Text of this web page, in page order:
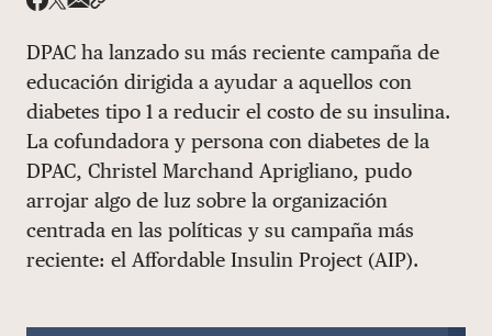
DONAR
DPAC ha lanzado su más reciente campaña de
educación dirigida a ayudar a aquellos con
diabetes tipo 1 a reducir el costo de su insulina.
La cofundadora y persona con diabetes de la
DPAC, Christel Marchand Aprigliano, pudo
arrojar algo de luz sobre la organización
centrada en las políticas y su campaña más
reciente: el Affordable Insulin Project (AIP).